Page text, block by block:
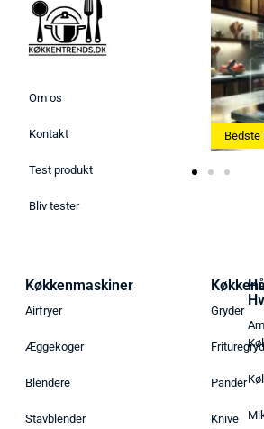
Om os
Kontakt
Test produkt
Bliv tester
Bedste Ismaskine 2026
Køkkenmaskiner
Airfryer
Æggekoger
Blendere
Stavblender
Gryder
Pander
Knive